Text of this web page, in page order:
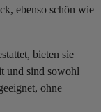
ebenso schön wie
bieten sie
und sind sowohl
ohne